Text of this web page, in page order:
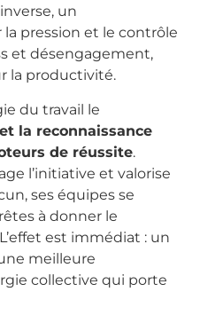
un
pression et le contrôle
et désengagement,
la productivité.
du travail le
la reconnaissance
de réussite.
l’initiative et valorise
ses équipes se
à donner le
est immédiat : un
meilleure
collective qui porte